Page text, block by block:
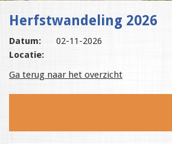
Herfstwandeling 2026
Datum:
02-11-2026
Locatie:
Ga terug naar het overzicht